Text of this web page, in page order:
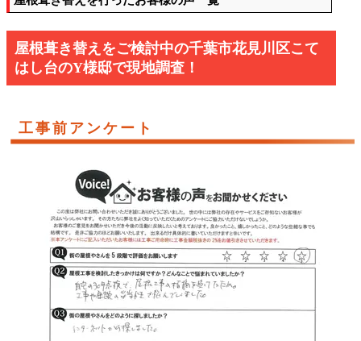
屋根葺き替えをご検討中の千葉市花見川区こて
はし台のY様邸で現地調査！
工事前アンケート